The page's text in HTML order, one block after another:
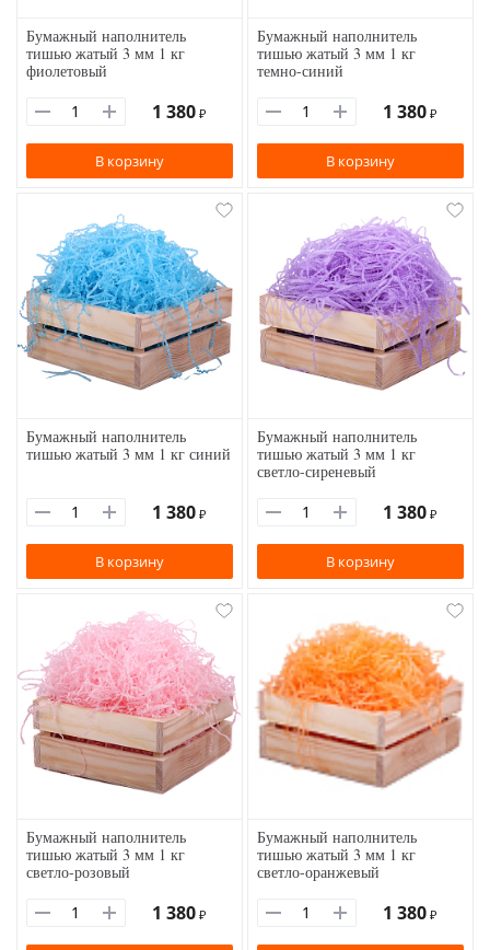
Бумажный наполнитель
тишью жатый 3 мм 1 кг
фиолетовый
1 380 ₽
В корзину
Бумажный наполнитель
тишью жатый 3 мм 1 кг
темно-синий
1 380 ₽
В корзину
Бумажный наполнитель
тишью жатый 3 мм 1 кг синий
1 380 ₽
В корзину
Бумажный наполнитель
тишью жатый 3 мм 1 кг
светло-сиреневый
1 380 ₽
В корзину
Бумажный наполнитель
тишью жатый 3 мм 1 кг
светло-розовый
1 380 ₽
Бумажный наполнитель
тишью жатый 3 мм 1 кг
светло-оранжевый
1 380 ₽